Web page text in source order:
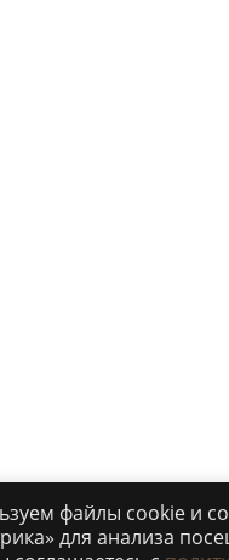
файлы cookie и
для анализа